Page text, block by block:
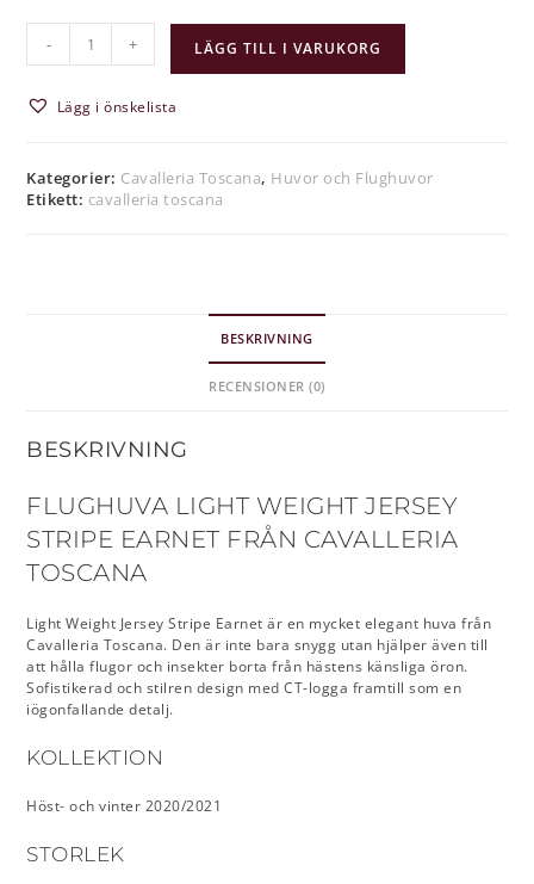
- + LÄGG TILL I VARUKORG
Lägg i önskelista
Kategorier: Cavalleria Toscana, Huvor och Flughuvor
Etikett: cavalleria toscana
BESKRIVNING
RECENSIONER (0)
BESKRIVNING
FLUGHUVA LIGHT WEIGHT JERSEY
STRIPE EARNET FRÅN CAVALLERIA
TOSCANA
Light Weight Jersey Stripe Earnet är en mycket elegant huva från
Cavalleria Toscana. Den är inte bara snygg utan hjälper även till
att hålla flugor och insekter borta från hästens känsliga öron.
Sofistikerad och stilren design med CT-logga framtill som en
iögonfallande detalj.
KOLLEKTION
Höst- och vinter 2020/2021
STORLEK